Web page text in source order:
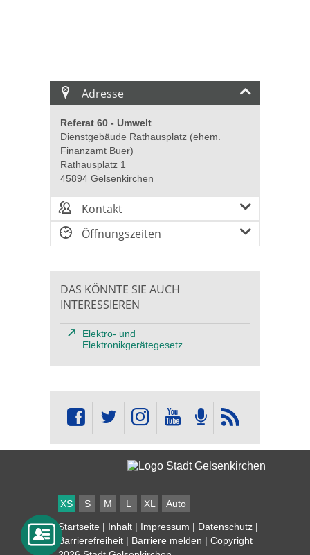
Adresse
Referat 60 - Umwelt
Dienstgebäude Rathausplatz (ehem.
Finanzamt Buer)
Rathausplatz 1
45894 Gelsenkirchen
Kontakt
Öffnungszeiten
DAS KÖNNTE SIE AUCH
INTERESSIEREN
Elektro- und
Elektronikgerätegesetz
XS S M L XL Auto
Startseite | Inhalt | Impressum | Datenschutz |
Barrierefreiheit | Barriere melden | Copyright